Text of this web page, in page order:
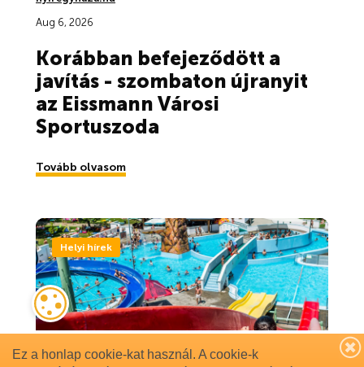
Ez a honlap cookie-kat használ. A cookie-k